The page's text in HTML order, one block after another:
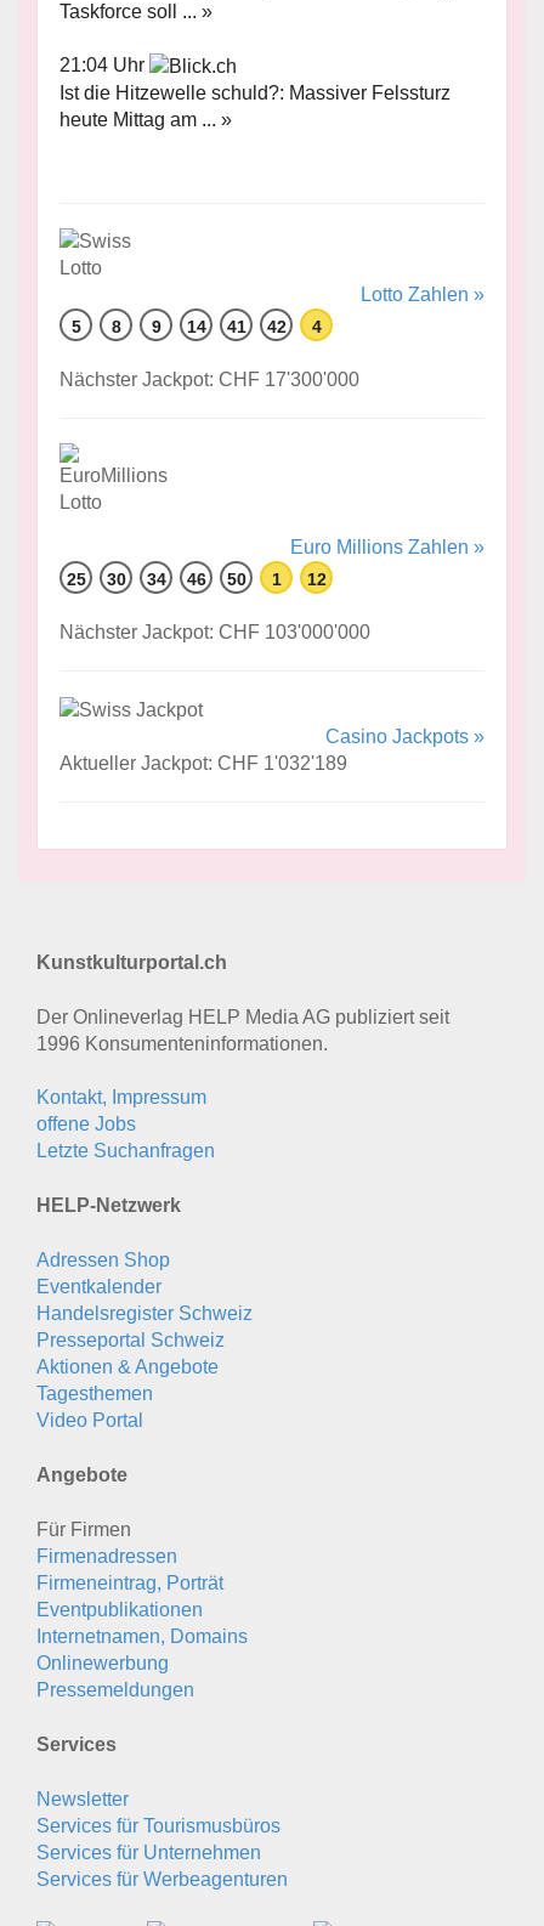
Taskforce soll ... »
21:04 Uhr
Ist die Hitzewelle schuld?: Massiver Felssturz
heute Mittag am ... »
Lotto Zahlen »
5 8 9 14 41 42 4
Nächster Jackpot: CHF 17'300'000
Euro Millions Zahlen »
25 30 34 46 50 1 12
Nächster Jackpot: CHF 103'000'000
Casino Jackpots »
Aktueller Jackpot: CHF 1'032'189
Kunstkulturportal.ch
Der Onlineverlag HELP Media AG publiziert seit
1996 Konsumenten­informationen.
Kontakt, Impressum
offene Jobs
Letzte Suchanfragen
HELP-Netzwerk
Adressen Shop
Eventkalender
Handelsregister Schweiz
Presseportal Schweiz
Aktionen & Angebote
Tagesthemen
Video Portal
Angebote
Für Firmen
Firmenadressen
Firmeneintrag, Porträt
Eventpublikationen
Internetnamen, Domains
Onlinewerbung
Pressemeldungen
Services
Newsletter
Services für Tourismusbüros
Services für Unternehmen
Services für Werbeagenturen